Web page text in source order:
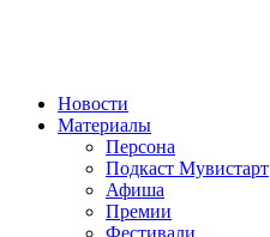
Новости
Материалы
Персона
Подкаст Мувистарт
Афиша
Премии
Фестивали